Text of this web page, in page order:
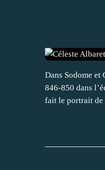
Dans Sodome
846-850 dans
fait le portrait de